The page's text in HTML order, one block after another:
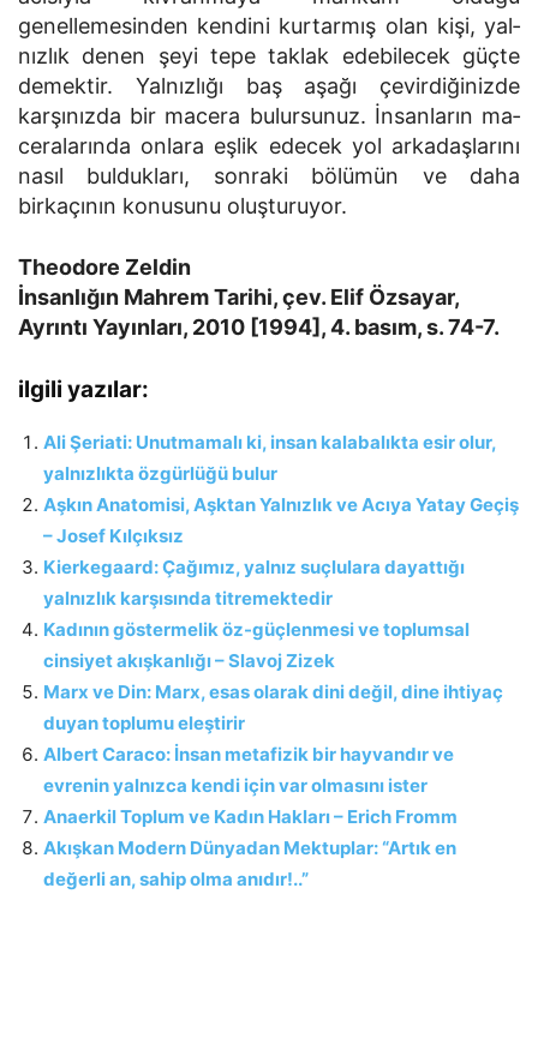
genellemesinden kendini kurtarmış olan kişi, yal­
nızlık denen şeyi tepe taklak edebilecek güçte
demektir. Yalnızlığı baş aşağı çevirdiğinizde
karşınızda bir macera bulursunuz. İnsanların ma­
ceralarında onlara eşlik edecek yol arkadaşlarını
nasıl buldukları, son­raki bölümün ve daha
birkaçının konusunu oluşturuyor.
Theodore Zeldin
İnsanlığın Mahrem Tarihi, çev. Elif Özsayar,
Ayrıntı Yayınları, 2010 [1994], 4. basım, s. 74-7.
ilgili yazılar:
Ali Şeriati: Unutmamalı ki, insan kalabalıkta esir olur,
yalnızlıkta özgürlüğü bulur
Aşkın Anatomisi, Aşktan Yalnızlık ve Acıya Yatay Geçiş
– Josef Kılçıksız
Kierkegaard: Çağımız, yalnız suçlulara dayattığı
yalnızlık karşısında titremektedir
Kadının göstermelik öz-güçlenmesi ve toplumsal
cinsiyet akışkanlığı – Slavoj Zizek
Marx ve Din: Marx, esas olarak dini değil, dine ihtiyaç
duyan toplumu eleştirir
Albert Caraco: İnsan metafizik bir hayvandır ve
evrenin yalnızca kendi için var olmasını ister
Anaerkil Toplum ve Kadın Hakları – Erich Fromm
Akışkan Modern Dünyadan Mektuplar: “Artık en
değerli an, sahip olma anıdır!..”